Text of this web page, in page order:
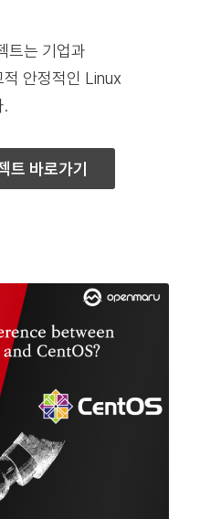
트는 기업과
안정적인 Linux
.
바로가기